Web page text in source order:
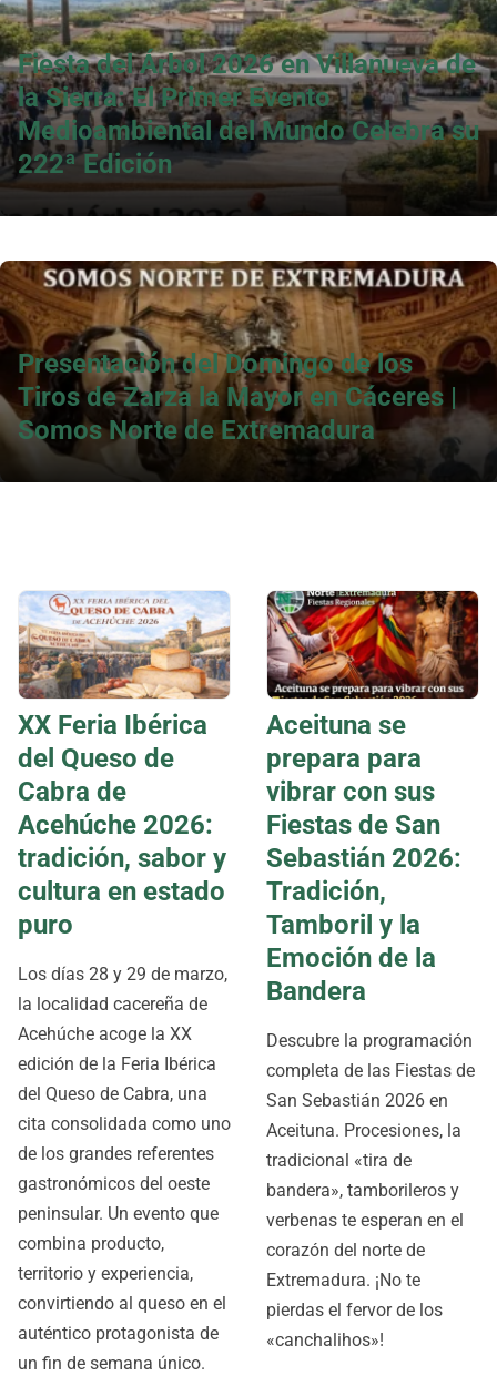
Fiesta del Árbol 2026 en Villanueva de
la Sierra: El Primer Evento
Medioambiental del Mundo Celebra su
222ª Edición
Presentación del Domingo de los
Tiros de Zarza la Mayor en Cáceres |
Somos Norte de Extremadura
XX Feria Ibérica
del Queso de
Cabra de
Acehúche 2026:
tradición, sabor y
cultura en estado
puro
Los días 28 y 29 de marzo,
la localidad cacereña de
Acehúche acoge la XX
edición de la Feria Ibérica
del Queso de Cabra, una
cita consolidada como uno
de los grandes referentes
gastronómicos del oeste
peninsular. Un evento que
combina producto,
territorio y experiencia,
convirtiendo al queso en el
auténtico protagonista de
un fin de semana único.
Aceituna se
prepara para
vibrar con sus
Fiestas de San
Sebastián 2026:
Tradición,
Tamboril y la
Emoción de la
Bandera
Descubre la programación
completa de las Fiestas de
San Sebastián 2026 en
Aceituna. Procesiones, la
tradicional «tira de
bandera», tamborileros y
verbenas te esperan en el
corazón del norte de
Extremadura. ¡No te
pierdas el fervor de los
«canchalihos»!